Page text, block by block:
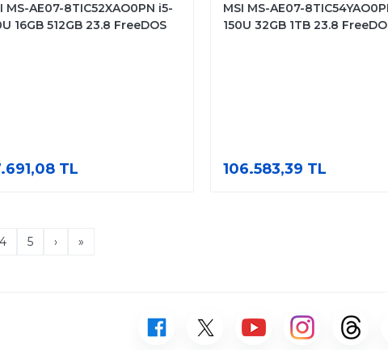
MS-AE07-8TIC52XAO0PN i5-
16GB 512GB 23.8 FreeDOS
TL
MSI MS-AE07-
150U 32GB 1TB 23.8
106.583,39 TL
4 5 › »